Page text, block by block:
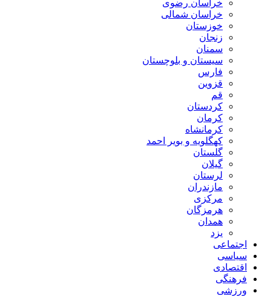
خراسان رضوی
خراسان شمالی
خوزستان
زنجان
سمنان
سیستان و بلوچستان
فارس
قزوین
قم
کردستان
کرمان
کرمانشاه
کهگلویه و بویر احمد
گلستان
گیلان
لرستان
مازندران
مرکزی
هرمزگان
همدان
یزد
اجتماعی
سیاسی
اقتصادی
فرهنگی
ورزشی